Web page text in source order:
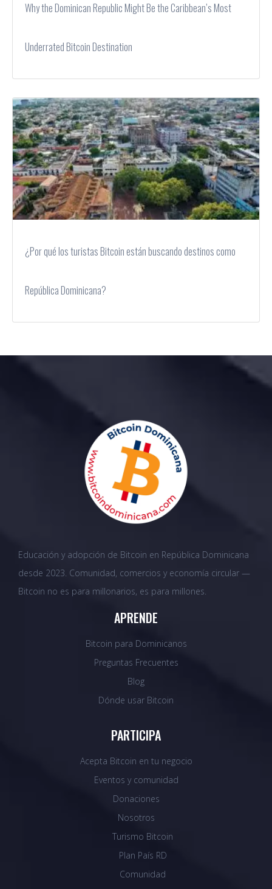
Why the Dominican Republic Might Be the Caribbean’s Most
Underrated Bitcoin Destination
¿Por qué los turistas Bitcoin están buscando destinos como
República Dominicana?
Educación y adopción de Bitcoin en República Dominicana
desde 2023. Comunidad, comercios y economía circular —
Bitcoin no es para millonarios, es para millones.
APRENDE
Bitcoin para Dominicanos
Preguntas Frecuentes
Blog
Dónde usar Bitcoin
PARTICIPA
Acepta Bitcoin en tu negocio
Eventos y comunidad
Donaciones
Nosotros
Turismo Bitcoin
Plan País RD
Comunidad